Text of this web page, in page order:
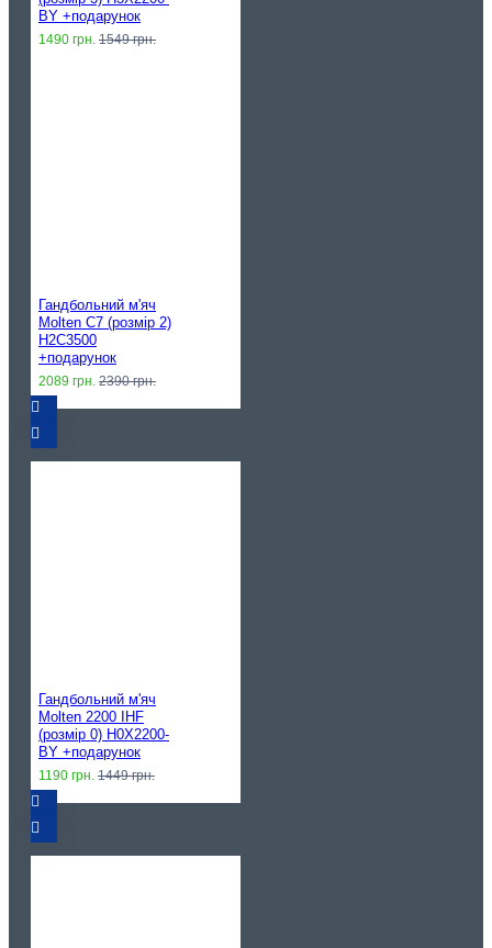
BY +подарунок
1490 грн. 1549 грн.
Гандбольний м'яч
Molten C7 (розмір 2)
H2C3500
+подарунок
2089 грн. 2390 грн.
Гандбольний м'яч
Molten 2200 IHF
(розмір 0) H0X2200-
BY +подарунок
1190 грн. 1449 грн.